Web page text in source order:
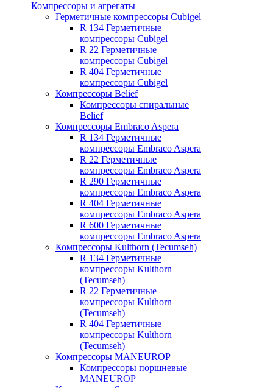
Компрессоры и агрегаты
Герметичные компрессоры Cubigel
R 134 Герметичные
компрессоры Cubigel
R 22 Герметичные
компрессоры Cubigel
R 404 Герметичные
компрессоры Cubigel
Компрессоры Belief
Компрессоры спиральные
Belief
Компрессоры Embraco Aspera
R 134 Герметичные
компрессоры Embraco Aspera
R 22 Герметичные
компрессоры Embraco Aspera
R 290 Герметичные
компрессоры Embraco Aspera
R 404 Герметичные
компрессоры Embraco Aspera
R 600 Герметичные
компрессоры Embraco Aspera
Компрессоры Kulthorn (Tecumseh)
R 134 Герметичные
компрессоры Kulthorn
(Tecumseh)
R 22 Герметичные
компрессоры Kulthorn
(Tecumseh)
R 404 Герметичные
компрессоры Kulthorn
(Tecumseh)
Компрессоры MANEUROP
Компрессоры поршневые
MANEUROP